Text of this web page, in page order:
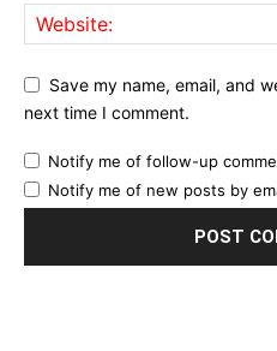
Save my name, email, and
next time I comment.
Notify me of follow-up
Notify me of new posts by